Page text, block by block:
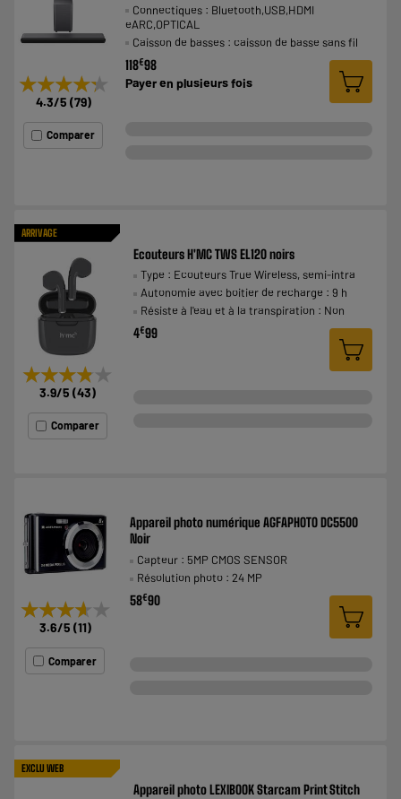
★★★★★
★★★★★
4.3/5 (79)
Comparer
Connectiques : Bluetooth,USB,HDMI
eARC,OPTICAL
Caisson de basses : caisson de basse sans fil
118€98
Payer enplusieurs fois
ARRIVAGE
★★★★★
★★★★★
3.9/5 (43)
Comparer
Ecouteurs H'MC TWS EL120 noirs
Type : Ecouteurs True Wireless, semi-intra
Autonomie avec boitier de recharge : 9 h
Résiste à l'eau et à la transpiration : Non
4€99
★★★★★
★★★★★
3.6/5 (11)
Comparer
Appareil photo numérique AGFAPHOTO DC5500
Noir
Capteur : 5MP CMOS SENSOR
Résolution photo : 24 MP
58€90
EXCLU WEB
Appareil photo LEXIBOOK Starcam Print Stitch